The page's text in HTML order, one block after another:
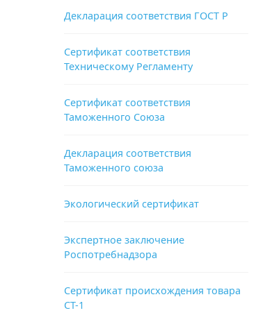
Декларация соответствия ГОСТ Р
Сертификат соответствия
Техническому Регламенту
Сертификат соответствия
Таможенного Союза
Декларация соответствия
Таможенного союза
Экологический сертификат
Экспертное заключение
Роспотребнадзора
Сертификат происхождения товара
СТ-1